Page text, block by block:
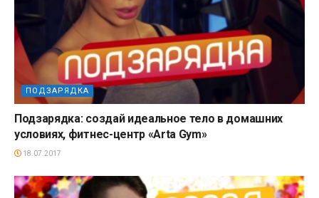
ПОДЗАРЯДКА
Подзарядка: создай идеальное тело в домашних
условиях, фитнес-центр «Arta Gym»
18.07.2017